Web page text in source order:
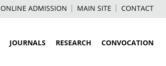
ONLINE ADMISSION MAIN SITE CONTACT
JOURNALS RESEARCH CONVOCATION